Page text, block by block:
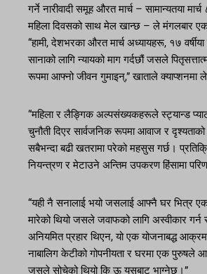
गर्ने नारीवादी समूह औरत मार्च – सामान्यतया मार्च
महिला दिवसको साथ मेल खान्छ – ले मंगलबार एक
“हामी, देशभरका औरत मार्च अध्यायहरू, १७
सानाको लागि न्यायको माग गर्दछौं जसले
रूपमा आफ्नो जीवन गुमाइन्,” खाताले क्याप्शनमा
“महिला र लैङ्गिक अल्पसंख्यकहरूले स्ट्यान्ड
चुनौती दिएर सार्वजनिक रूपमा आवाज र दृश्यताको
सबैभन्दा बढी खतरामा परेको महसुस गर्छ।
नियन्त्रण र मेटाउने अन्तिम उपकरण हिंसामा
“यही नै सनालाई भयो जसलाई आफ्नै घर भित्र
मारेको थियो जसले जवाफको लागि अस्वीकार
अनियमित प्रहार थिएन, यो एक योजनाबद्ध
नाबालिग केटीको गोपनीयता र घरमा एक पुरुषले
जसले सोचेको थियो कि ऊ यसबाट भाग्नेछ।”